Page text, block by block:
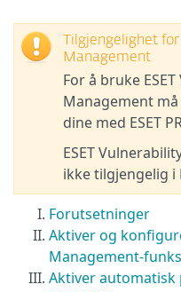
Tilgjengelighet
Management
For å bruke
Management
dine med ESET
ESET
ikke tilgjengelig i
Forutsetninger
Aktiver og
Management-
Aktiver automatisk